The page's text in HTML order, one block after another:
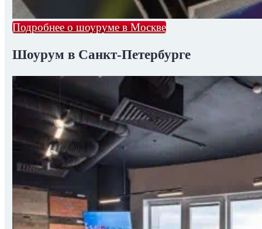
Подробнее о шоуруме в Москве
Шоурум в Санкт-Петербурге